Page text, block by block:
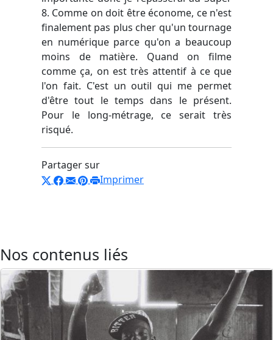
8. Comme on doit être économe, ce n'est
finalement pas plus cher qu'un tournage
en numérique parce qu'on a beaucoup
moins de matière. Quand on filme
comme ça, on est très attentif à ce que
l'on fait. C'est un outil qui me permet
d'être tout le temps dans le présent.
Pour le long-métrage, ce serait très
risqué.
Partager sur
Imprimer
Nos contenus liés